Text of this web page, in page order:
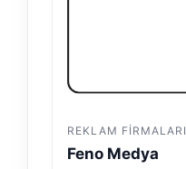
REKLAM FIRMALARI
Feno Medya